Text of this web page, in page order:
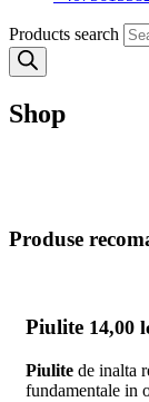
Products search
Shop
Piulite 14,00
Piulite de inalta
fundamentale in
Produse